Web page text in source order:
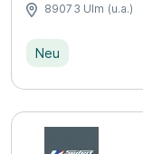
89073 Ulm (u.a.)
Neu